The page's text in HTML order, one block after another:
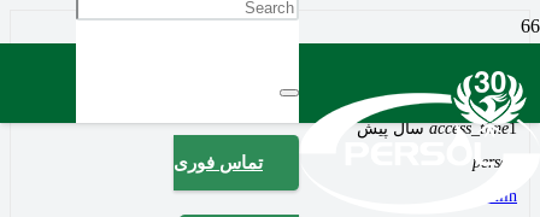
تماس فوری
‌بندی
access_time1 سال پیش
person
admiin